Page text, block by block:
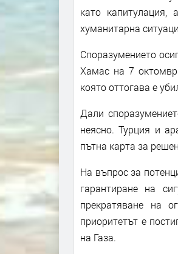
като капитулация,
хуманитарна
Споразумението
Хамас на 7
която оттогава е
Дали
неясно. Турция и
пътна карта за
На въпрос за
гарантиране на
прекратяване на
приоритетът е
на Газа.